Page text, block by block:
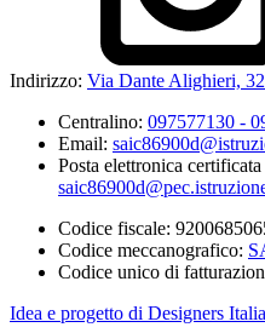
Indirizzo: Via Dante Alighieri,
Centralino: 097577130 -
Email:
Posta elettronica
Codice fiscale:
Codice meccanografico:
Codice unico di
Idea e progetto di Designers Italia